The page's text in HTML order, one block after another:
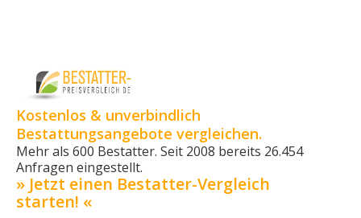
Kostenlos & unverbindlich
Bestattungsangebote vergleichen.
Mehr als 600 Bestatter. Seit 2008 bereits 26.454
Anfragen eingestellt.
» Jetzt einen Bestatter-Vergleich
starten! «